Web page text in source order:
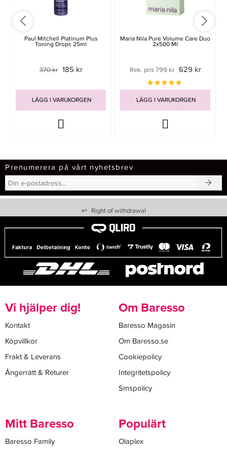
Paul Mitchell Platinum Plus
Toning Drops 25ml
370 kr 185 kr
LÄGG I VARUKORGEN
Maria Nila Pure Volume Care Duo
2x500 Ml
Rek. pris 799 kr 629 kr
LÄGG I VARUKORGEN
Prenumerera på vårt nyhetsbrev
↩ Right of withdrawal
Vi hjälper dig!
Kontakt
Köpvillkor
Frakt & Leverans
Ångerrätt & Returer
Om Baresso
Baresso Magasin
Om Baresso.se
Cookiepolicy
Integritetspolicy
Smspolicy
Mitt Baresso
Baresso Family
Populärt
Olaplex